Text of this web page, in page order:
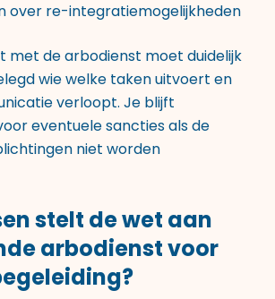
over re-integratiemogelijkheden
met de arbodienst moet duidelijk
wie welke taken uitvoert en
verloopt. Je blijft
eventuele sancties als de
niet worden
stelt de wet aan
arbodienst voor